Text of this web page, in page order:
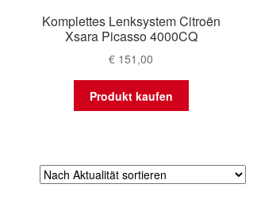
Komplettes Lenksystem Citroën
Xsara Picasso 4000CQ
€ 151,00
Produkt kaufen